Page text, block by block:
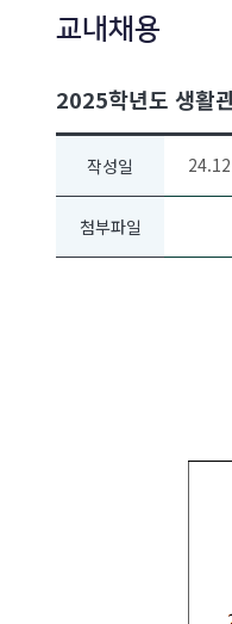
교내채용
2025학년도 생활
작성일
첨부파일